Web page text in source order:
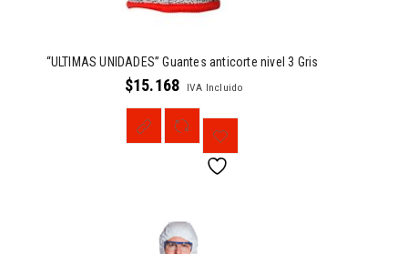
“ULTIMAS UNIDADES” Guantes anticorte nivel 3 Gris
$15.168 IVA Incluido